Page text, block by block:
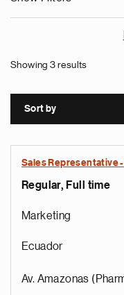
Showing 3 results
Sort by
Sales Representative
Regular, Full time
Marketing
Ecuador
Av. Amazonas